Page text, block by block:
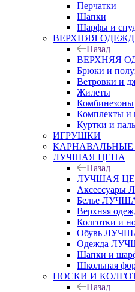
Перчатки
Шапки
Шарфы и
ВЕРХНЯЯ
Назад
ВЕРХНЯЯ
Брюки и
Ветровки и
Жилеты
Комбинезоны
Комплекты и
Куртки и
ИГРУШКИ
ЛУЧШАЯ ЦЕНА
Назад
ЛУЧШАЯ
Белье
Верхняя
Колготки и
Обувь
Одежда
Шапки и
Школьная
НОСКИ И
Назад